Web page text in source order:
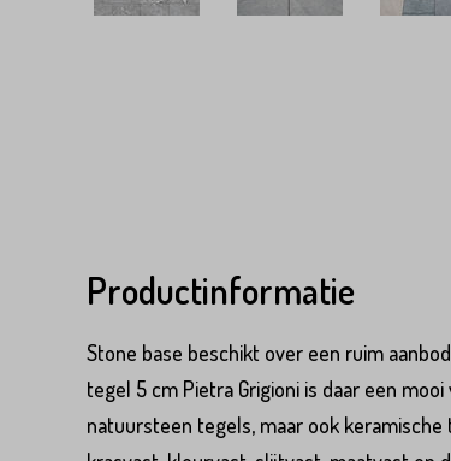
Productinformatie
Stone base beschikt over een ruim
tegel 5 cm Pietra Grigioni is daar een
natuursteen tegels, maar ook